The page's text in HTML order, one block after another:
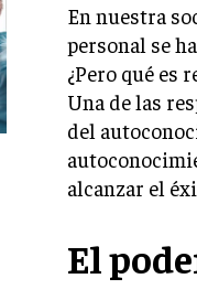
En nuestra
personal se
¿Pero qué es
Una de las
del
alcanzar el
El